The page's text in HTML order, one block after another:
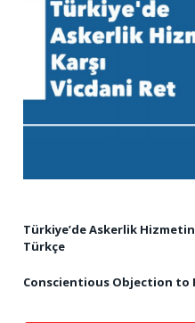
Türkiye’de Askerlik
Türkçe
Conscientious Objection to